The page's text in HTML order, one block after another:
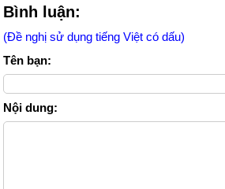
Bình luận:
(Đề nghị sử dụng tiếng Việt có dấu)
Tên bạn:
Nội dung: